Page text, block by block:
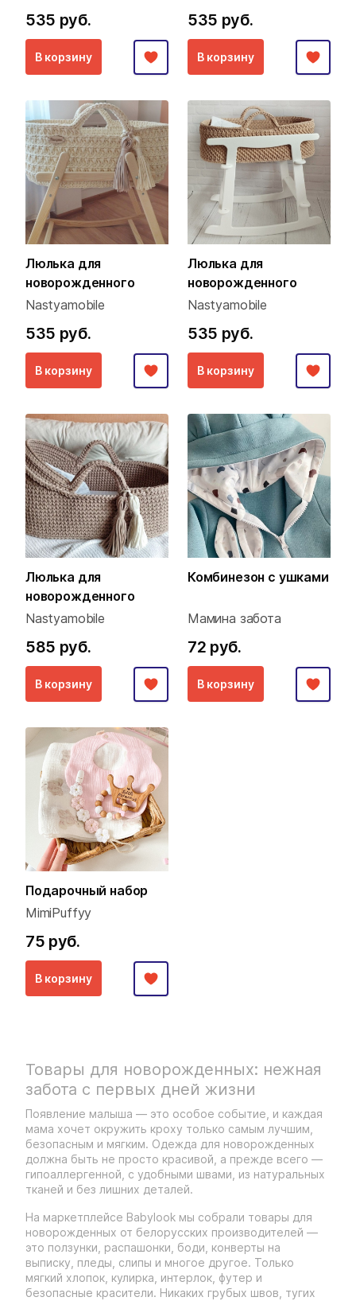
535 руб.
В корзину
535 руб.
В корзину
Люлька для
новорожденного
Nastyamobile
535 руб.
В корзину
Люлька для
новорожденного
Nastyamobile
535 руб.
В корзину
Люлька для
новорожденного
Nastyamobile
585 руб.
В корзину
Комбинезон с ушками
Мамина забота
72 руб.
В корзину
Подарочный набор
MimiPuffyy
75 руб.
В корзину
Товары для новорожденных: нежная
забота с первых дней жизни
Появление малыша — это особое событие, и каждая
мама хочет окружить кроху только самым лучшим,
безопасным и мягким. Одежда для новорожденных
должна быть не просто красивой, а прежде всего —
гипоаллергенной, с удобными швами, из натуральных
тканей и без лишних деталей.
На маркетплейсе Babylook мы собрали товары для
новорожденных от белорусских производителей —
это ползунки, распашонки, боди, конверты на
выписку, пледы, слипы и многое другое. Только
мягкий хлопок, кулирка, интерлок, футер и
безопасные красители. Никаких грубых швов, тугих